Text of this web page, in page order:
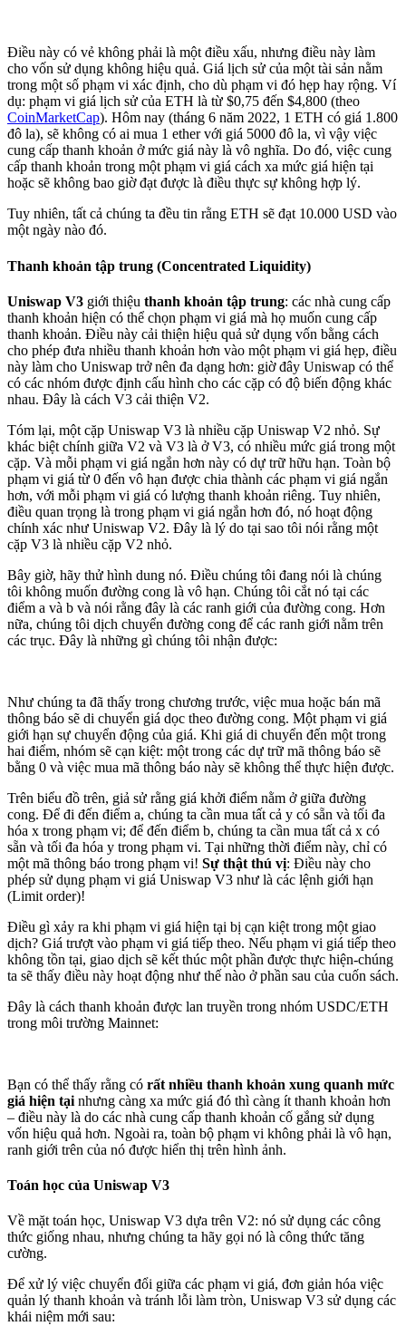
Điều này có vẻ không phải là một điều xấu, nhưng điều này làm
cho vốn sử dụng không hiệu quả. Giá lịch sử của một tài sản nằm
trong một số phạm vi xác định, cho dù phạm vi đó hẹp hay rộng. Ví
dụ: phạm vi giá lịch sử của ETH là từ $0,75 đến $4,800 (theo
CoinMarketCap). Hôm nay (tháng 6 năm 2022, 1 ETH có giá 1.800
đô la), sẽ không có ai mua 1 ether với giá 5000 đô la, vì vậy việc
cung cấp thanh khoản ở mức giá này là vô nghĩa. Do đó, việc cung
cấp thanh khoản trong một phạm vi giá cách xa mức giá hiện tại
hoặc sẽ không bao giờ đạt được là điều thực sự không hợp lý.
Tuy nhiên, tất cả chúng ta đều tin rằng ETH sẽ đạt 10.000 USD vào
một ngày nào đó.
Thanh khoản tập trung (Concentrated Liquidity)
Uniswap V3 giới thiệu thanh khoản tập trung: các nhà cung cấp
thanh khoản hiện có thể chọn phạm vi giá mà họ muốn cung cấp
thanh khoản. Điều này cải thiện hiệu quả sử dụng vốn bằng cách
cho phép đưa nhiều thanh khoản hơn vào một phạm vi giá hẹp, điều
này làm cho Uniswap trở nên đa dạng hơn: giờ đây Uniswap có thể
có các nhóm được định cấu hình cho các cặp có độ biến động khác
nhau. Đây là cách V3 cải thiện V2.
Tóm lại, một cặp Uniswap V3 là nhiều cặp Uniswap V2 nhỏ. Sự
khác biệt chính giữa V2 và V3 là ở V3, có nhiều mức giá trong một
cặp. Và mỗi phạm vi giá ngắn hơn này có dự trữ hữu hạn. Toàn bộ
phạm vi giá từ 0 đến vô hạn được chia thành các phạm vi giá ngắn
hơn, với mỗi phạm vi giá có lượng thanh khoản riêng. Tuy nhiên,
điều quan trọng là trong phạm vi giá ngắn hơn đó, nó hoạt động
chính xác như Uniswap V2. Đây là lý do tại sao tôi nói rằng một
cặp V3 là nhiều cặp V2 nhỏ.
Bây giờ, hãy thử hình dung nó. Điều chúng tôi đang nói là chúng
tôi không muốn đường cong là vô hạn. Chúng tôi cắt nó tại các
điểm a và b và nói rằng đây là các ranh giới của đường cong. Hơn
nữa, chúng tôi dịch chuyển đường cong để các ranh giới nằm trên
các trục. Đây là những gì chúng tôi nhận được:
Như chúng ta đã thấy trong chương trước, việc mua hoặc bán mã
thông báo sẽ di chuyển giá dọc theo đường cong. Một phạm vi giá
giới hạn sự chuyển động của giá. Khi giá di chuyển đến một trong
hai điểm, nhóm sẽ cạn kiệt: một trong các dự trữ mã thông báo sẽ
bằng 0 và việc mua mã thông báo này sẽ không thể thực hiện được.
Trên biểu đồ trên, giả sử rằng giá khởi điểm nằm ở giữa đường
cong. Để đi đến điểm a, chúng ta cần mua tất cả y có sẵn và tối đa
hóa x trong phạm vi; để đến điểm b, chúng ta cần mua tất cả x có
sẵn và tối đa hóa y trong phạm vi. Tại những thời điểm này, chỉ có
một mã thông báo trong phạm vi! Sự thật thú vị: Điều này cho
phép sử dụng phạm vi giá Uniswap V3 như là các lệnh giới hạn
(Limit order)!
Điều gì xảy ra khi phạm vi giá hiện tại bị cạn kiệt trong một giao
dịch? Giá trượt vào phạm vi giá tiếp theo. Nếu phạm vi giá tiếp theo
không tồn tại, giao dịch sẽ kết thúc một phần được thực hiện-chúng
ta sẽ thấy điều này hoạt động như thế nào ở phần sau của cuốn sách.
Đây là cách thanh khoản được lan truyền trong nhóm USDC/ETH
trong môi trường Mainnet:
Bạn có thể thấy rằng có rất nhiều thanh khoản xung quanh mức
giá hiện tại nhưng càng xa mức giá đó thì càng ít thanh khoản hơn
– điều này là do các nhà cung cấp thanh khoản cố gắng sử dụng
vốn hiệu quả hơn. Ngoài ra, toàn bộ phạm vi không phải là vô hạn,
ranh giới trên của nó được hiển thị trên hình ảnh.
Toán học của Uniswap V3
Về mặt toán học, Uniswap V3 dựa trên V2: nó sử dụng các công
thức giống nhau, nhưng chúng ta hãy gọi nó là công thức tăng
cường.
Để xử lý việc chuyển đổi giữa các phạm vi giá, đơn giản hóa việc
quản lý thanh khoản và tránh lỗi làm tròn, Uniswap V3 sử dụng các
khái niệm mới sau: